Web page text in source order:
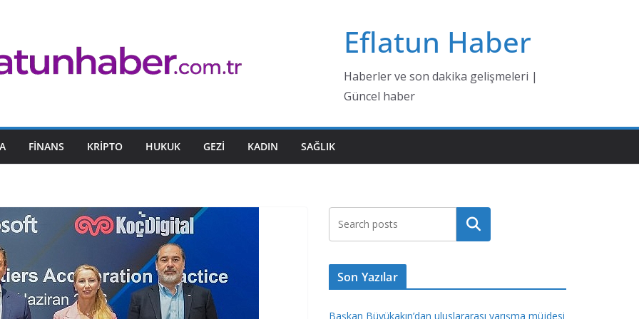
Eflatun Haber
Haberler ve son dakika gelişmeleri |
Güncel haber
FINANS KRIPTO HUKUK GEZI KADIN SAĞLIK
Ara
Son Yazılar
Başkan Büyükakın’dan uluslararası yarışma müjdesi